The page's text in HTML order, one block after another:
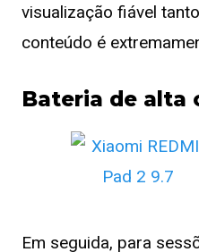
visualização fiável
conteúdo é
Bateria de alta
Em seguida, para